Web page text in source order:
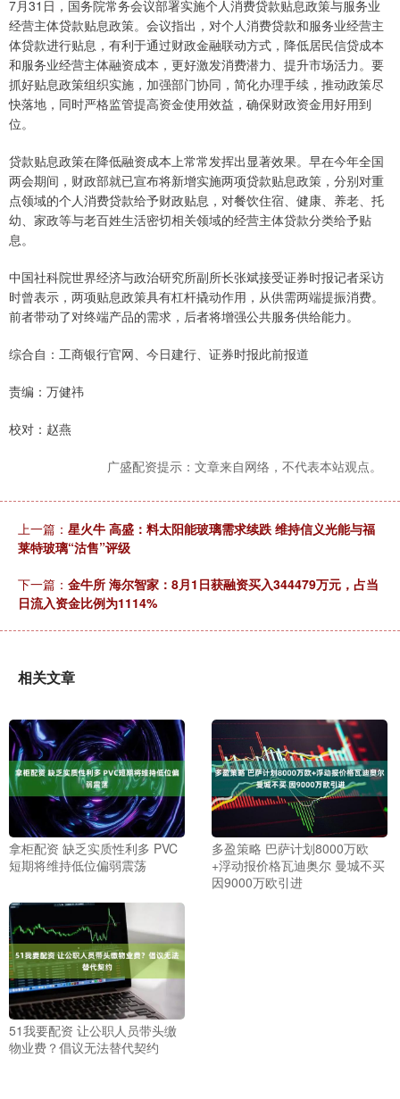
7月31日，国务院常务会议部署实施个人消费贷款贴息政策与服务业
经营主体贷款贴息政策。会议指出，对个人消费贷款和服务业经营主
体贷款进行贴息，有利于通过财政金融联动方式，降低居民信贷成本
和服务业经营主体融资成本，更好激发消费潜力、提升市场活力。要
抓好贴息政策组织实施，加强部门协同，简化办理手续，推动政策尽
快落地，同时严格监管提高资金使用效益，确保财政资金用好用到
位。
贷款贴息政策在降低融资成本上常常发挥出显著效果。早在今年全国
两会期间，财政部就已宣布将新增实施两项贷款贴息政策，分别对重
点领域的个人消费贷款给予财政贴息，对餐饮住宿、健康、养老、托
幼、家政等与老百姓生活密切相关领域的经营主体贷款分类给予贴
息。
中国社科院世界经济与政治研究所副所长张斌接受证券时报记者采访
时曾表示，两项贴息政策具有杠杆撬动作用，从供需两端提振消费。
前者带动了对终端产品的需求，后者将增强公共服务供给能力。
综合自：工商银行官网、今日建行、证券时报此前报道
责编：万健祎
校对：赵燕
广盛配资提示：文章来自网络，不代表本站观点。
上一篇： 星火牛 高盛：料太阳能玻璃需求续跌 维持信义光能与福
莱特玻璃“沽售”评级
下一篇： 金牛所 海尔智家：8月1日获融资买入344479万元，占当
日流入资金比例为1114%
相关文章
拿柜配资 缺乏实质性利多 PVC
短期将维持低位偏弱震荡
多盈策略 巴萨计划8000万欧
+浮动报价格瓦迪奥尔 曼城不买
因9000万欧引进
51我要配资 让公职人员带头缴
物业费？倡议无法替代契约